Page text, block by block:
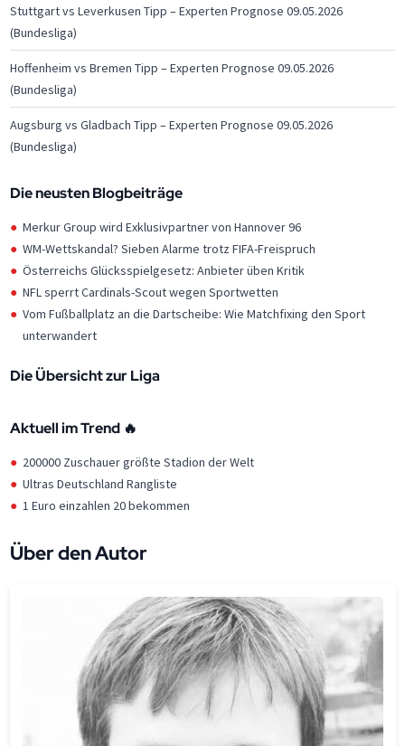
Stuttgart vs Leverkusen Tipp – Experten Prognose 09.05.2026
(Bundesliga)
Hoffenheim vs Bremen Tipp – Experten Prognose 09.05.2026
(Bundesliga)
Augsburg vs Gladbach Tipp – Experten Prognose 09.05.2026
(Bundesliga)
Die neusten Blogbeiträge
Merkur Group wird Exklusivpartner von Hannover 96
WM-Wettskandal? Sieben Alarme trotz FIFA-Freispruch
Österreichs Glücksspielgesetz: Anbieter üben Kritik
NFL sperrt Cardinals-Scout wegen Sportwetten
Vom Fußballplatz an die Dartscheibe: Wie Matchfixing den Sport
unterwandert
Die Übersicht zur Liga
Aktuell im Trend 🔥
200000 Zuschauer größte Stadion der Welt
Ultras Deutschland Rangliste
1 Euro einzahlen 20 bekommen
Über den Autor